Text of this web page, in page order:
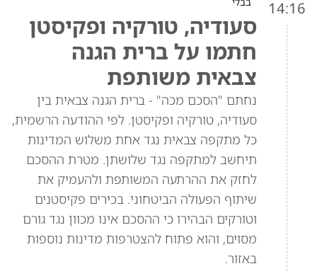
14:16
סעודיה, טורקיה ופקיסטן
חתמו על ברית הגנה
צבאית משותפת
נחתם "הסכם מכה" - ברית הגנה צבאית בין
סעודיה, טורקיה ופקיסטן. לפי ההודעה הרשמית,
כל מתקפה צבאית נגד אחת משלוש המדינות
תיחשב למתקפה נגד שלושתן. מטרת ההסכם
לחזק את ההרתעה המשותפת ולהעמיק את
שיתוף הפעולה הביטחוני. בכירים פקיסטנים
וטורקים הבהירו כי ההסכם אינו מכוון נגד גורם
מסוים, והוא פתוח להצטרפות מדינות נוספות
באזור.